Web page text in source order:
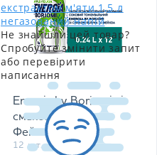
екстрактом м'яти 1,5 л
негазований напій
Не знайшли цей товар?
Спробуйте змінити запит
або перевірити
написання
Energia by Borjomi зі
смаком Яблука та
Фейхоа 0,24 л
енергетичний
12 шт. в уп.